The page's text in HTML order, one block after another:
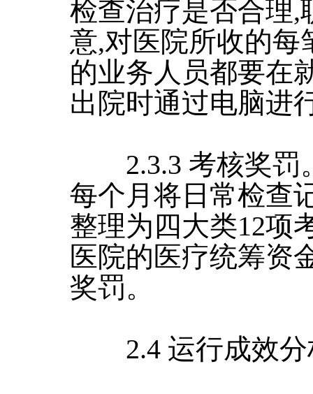
检查治疗是否合理,
意,对医院所收的每
的业务人员都要在
出院时通过电脑进
2.3.3 考核奖罚
每个月将日常检查
整理为四大类12项
医院的医疗统筹资
奖罚。
2.4 运行成效分